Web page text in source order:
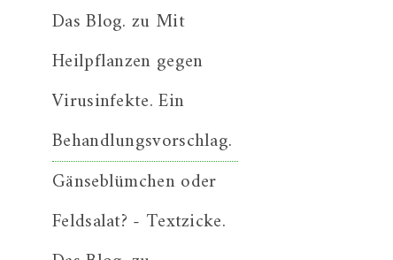
Das Blog. zu Mit
Heilpflanzen gegen
Virusinfekte. Ein
Behandlungsvorschlag.
Gänseblümchen oder
Feldsalat? - Textzicke.